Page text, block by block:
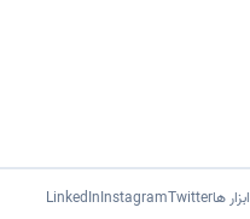
ابزار هاTwitter
Instagram
LinkedIn